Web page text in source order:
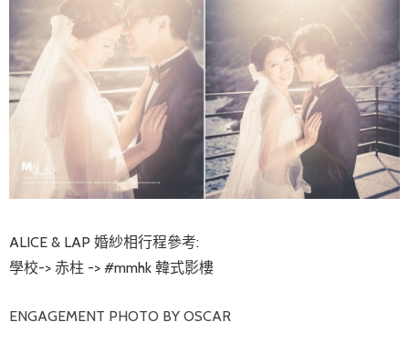
ALICE & LAP 婚紗相行程參考:
學校-> 赤柱 -> #mmhk 韓式影樓
ENGAGEMENT PHOTO BY OSCAR